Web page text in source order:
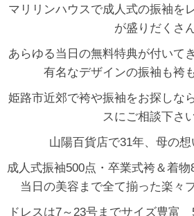
マリリンハウスで成人式の振袖を
が盛りだくさ
あらゆる当日の無料特典が付いて
有名なデザインの振袖も袴
姫路市近郊で袴や振袖をお探しな
スにご相談下さ
山陽百貨店で31年、母の
成人式振袖500点・卒業式袴＆着物
当日の美容まで全て揃った楽々
ドレスは7～23号までサイズ豊富